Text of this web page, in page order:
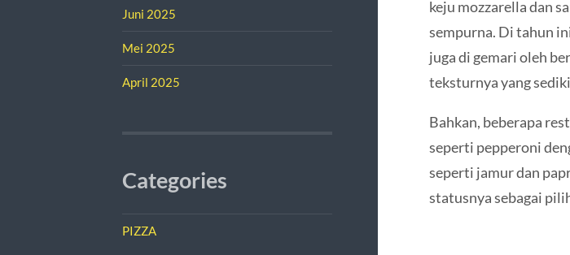
Juni 2025
Mei 2025
April 2025
Categories
PIZZA
keju mozzarella dan
sempurna. Di tahun
juga di gemari oleh
teksturnya yang
Bahkan, beberapa
seperti pepperoni
seperti jamur dan
statusnya sebagai